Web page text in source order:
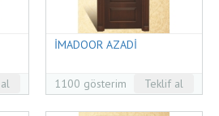
İMADOOR AZADİ
1100 gösterim Teklif al